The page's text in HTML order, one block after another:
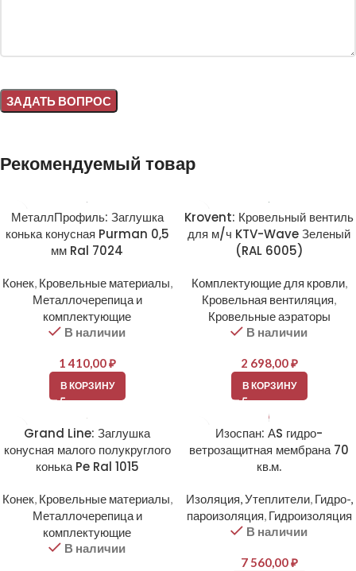
Рекомендуемый товар
МеталлПрофиль: Заглушка
конька конусная Purman 0,5
мм Ral 7024
Конек, Кровельные материалы,
Металлочерепица и
комплектующие
В наличии
1 410,00₽
В КОРЗИНУ
Krovent: Кровельный вентиль
для м/ч KTV-Wave Зеленый
(RAL 6005)
Комплектующие для кровли,
Кровельная вентиляция,
Кровельные аэраторы
В наличии
2 698,00₽
В КОРЗИНУ
Grand Line: Заглушка
конусная малого полукруглого
конька Pe Ral 1015
Конек, Кровельные материалы,
Металлочерепица и
комплектующие
В наличии
Изоспан: АS гидро-
ветрозащитная мембрана 70
кв.м.
Изоляция, Утеплители, Гидро-,
пароизоляция, Гидроизоляция
В наличии
7 560,00₽